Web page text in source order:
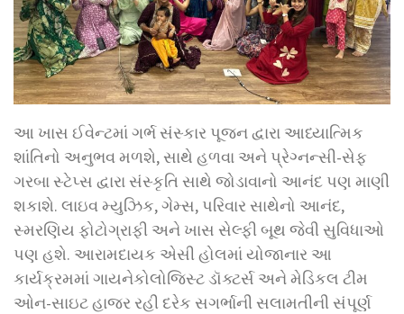
આ ખાસ ઈવેન્ટમાં ગર્ભ સંસ્કાર પૂજન દ્વારા આધ્યાત્મિક
શાંતિનો અનુભવ મળશે, સાથે હળવા અને પ્રેગ્નન્સી-સેફ
ગરબા સ્ટેપ્સ દ્વારા સંસ્કૃતિ સાથે જોડાવાનો આનંદ પણ માણી
શકાશે. લાઇવ મ્યુઝિક, ગેમ્સ, પરિવાર સાથેનો આનંદ,
સ્મરણિય ફોટોગ્રાફી અને ખાસ સેલ્ફી બૂથ જેવી સુવિધાઓ
પણ હશે. આરામદાયક એસી હોલમાં યોજાનાર આ
કાર્યક્રમમાં ગાયનેકોલોજિસ્ટ ડૉક્ટર્સ અને મેડિકલ ટીમ
ઓન-સાઇટ હાજર રહી દરેક સગર્ભાની સલામતીની સંપૂર્ણ